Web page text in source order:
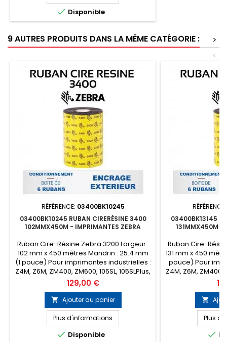
 Disponible
9 AUTRES PRODUITS DANS LA MÊME CATÉGORIE :
>
<
RÉFÉRENCE: 03400BK10245
03400BK10245 RUBAN CIRERÉSINE 3400
102MMX450M - IMPRIMANTES ZEBRA
Ruban Cire-Résine Zebra 3200 Largeur :
102 mm x 450 mètres Mandrin : 25.4 mm
(1 pouce) Pour imprimantes industrielles :
Z4M, Z6M, ZM400, ZM600, 105SL, 105SLPlus,
ZT230, ZT410, ZT411, ZT420, ZT421, ZT510,
ZT610, ZT620, ZE500-4, ZE500-6, 110 Pax4,
170 Pax4, 110Xi4, 140Xi4, 170Xi4, 220Xi4
etc... Encrage : Extérieur
Conditionnement : Boîte de 6 rubans
(Prix...
Prix
129,00 €
 Ajouter au panier
Plus d'informations
 Disponible
03400BK13145
131MMX450M -
Ruban Cire-
131 mm x 450
pouce) Pour
Z4M, Z6M, ZM400,
ZT230, ZT410,
170 Pax4,
etc...

Plus
